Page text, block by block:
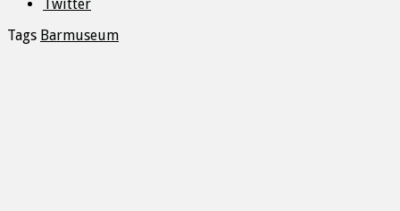
Twitter
Tags Barmuseum